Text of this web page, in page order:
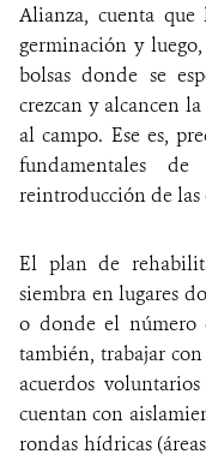
Alianza, cuenta que
germinación y luego,
bolsas donde se
crezcan y alcancen
al campo. Ese es,
fundamentales
reintroducción de las
El plan de
siembra en lugares
o donde el número
también, trabajar
acuerdos
cuentan con
rondas hídricas